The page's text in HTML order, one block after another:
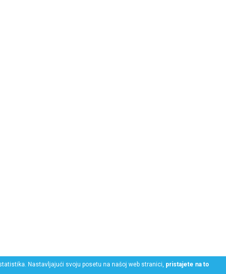
Nastavljajući svoju posetu na našoj web stranici, pristajete na to